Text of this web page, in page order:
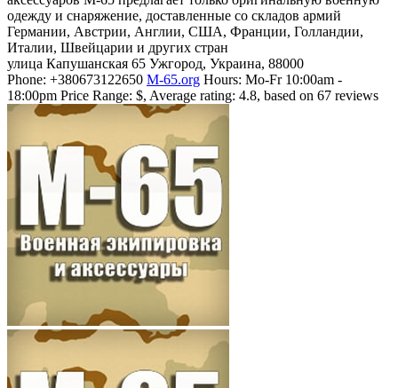
одежду и снаряжение, доставленные со складов армий
Германии, Австрии, Англии, США, Франции, Голландии,
Италии, Швейцарии и других стран
улица Капушанская 65 Ужгород, Украина, 88000
Phone: +380673122650 M-65.org Hours: Mo-Fr 10:00am -
18:00pm Price Range: $, Average rating: 4.8, based on 67 reviews